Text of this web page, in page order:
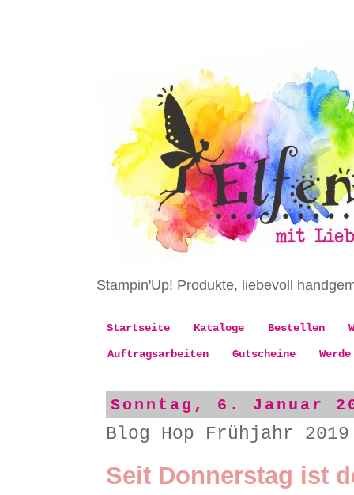
Stampin'Up! Produkte, liebevoll
Startseite Kataloge Bestellen
Auftragsarbeiten Gutscheine
Sonntag, 6. Januar
Blog Hop Frühjahr 2019
Seit Donnerstag ist